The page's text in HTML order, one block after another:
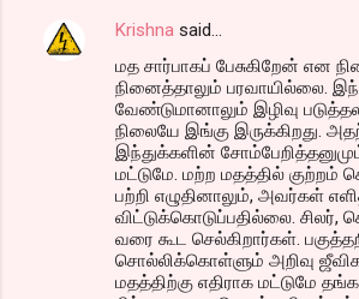
Krishna said…
மத சார்பாகப் பேசுகிறேன் என
நினைத்தாலும் பரவாயில்லை.
வேண்டுமானாலும் இழிவு
நிலையே இங்கு இருக்கிறது.
இந்துக்களின்
மட்டுமே. மற்ற மதத்தில் குற்றம்
பற்றி எழுதினாலும், அவர்கள்
விட்டுக்கொடுப்பதில்லை.
வரை கூட செல்கிறார்கள்.
சொல்லிக்கொள்ளும் அறிவு
மதத்திற்கு எதிராக மட்டுமே